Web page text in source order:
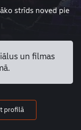
strīds noved pie
un filmas
profilā